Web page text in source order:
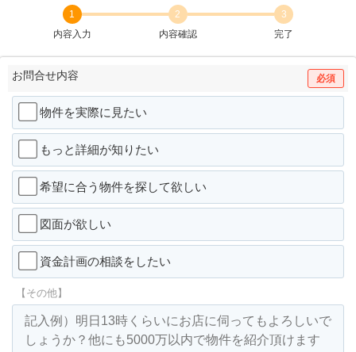
1
内容入力
2
内容確認
3
完了
お問合せ内容 必須
物件を実際に見たい
もっと詳細が知りたい
希望に合う物件を探して欲しい
図面が欲しい
資金計画の相談をしたい
【その他】